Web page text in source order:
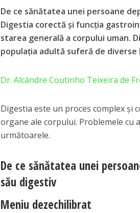
De ce sănătatea unei persoane
Digestia corectă și funcția
starea generală a corpului uman.
populația adultă suferă de
Dr. Alcándre Coutinho Teixeira de
Digestia este un proces complex și
organe ale corpului. Problemele cu
următoarele.
De ce sănătatea unei
său digestiv
Meniu dezechilibrat